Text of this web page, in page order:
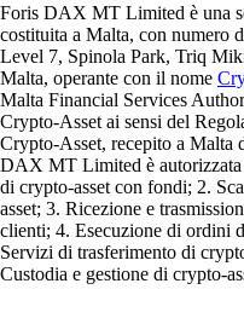
Foris DAX MT Limited è una
costituita a Malta, con numero
Level 7, Spinola Park, Triq
Malta, operante con il nome
Malta Financial Services
Crypto-Asset ai sensi del
Crypto-Asset, recepito a Malta
DAX MT Limited è autorizzata
di crypto-asset con fondi; 2.
asset; 3. Ricezione e
clienti; 4. Esecuzione di ordini
Servizi di trasferimento di
Custodia e gestione di crypto-